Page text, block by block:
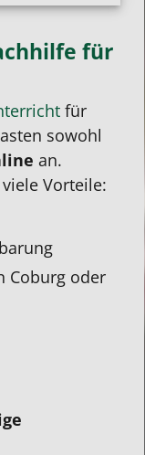
für
für
sowohl
an.
Vorteile:
Coburg oder